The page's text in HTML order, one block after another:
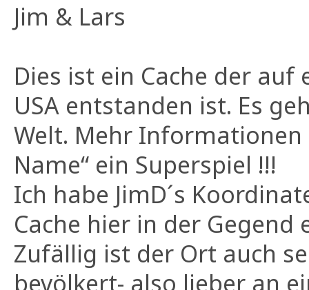
Jim & Lars
Dies ist ein Cache der auf
USA entstanden ist. Es
Welt. Mehr Informationen
Name“ ein Superspiel !!!
Ich habe JimD´s
Cache hier in der Gegend
Zufällig ist der Ort auch
bevölkert- also lieber an